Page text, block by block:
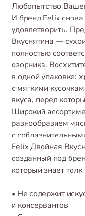
Любопытство
И бренд Felix
удовлетворить.
Вкуснятина —
полностью
озорника.
в одной упаковке:
с мягкими
вкуса, перед
Широкий
разнообразием
с
Felix Двойная
созданный под
который знает
• Не содержит
и консервантов